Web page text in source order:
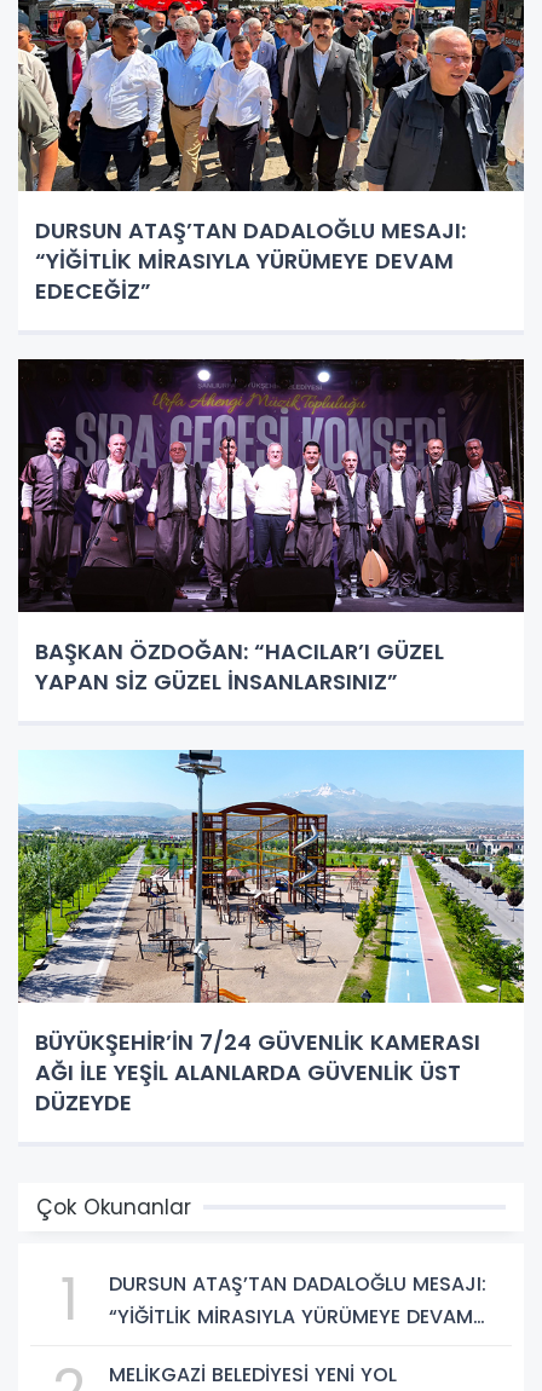
DURSUN ATAŞ’TAN DADALOĞLU MESAJI:
“YİĞİTLİK MİRASIYLA YÜRÜMEYE DEVAM
EDECEĞİZ”
BAŞKAN ÖZDOĞAN: “HACILAR’I GÜZEL
YAPAN SİZ GÜZEL İNSANLARSINIZ”
BÜYÜKŞEHİR’İN 7/24 GÜVENLİK KAMERASI
AĞI İLE YEŞİL ALANLARDA GÜVENLİK ÜST
DÜZEYDE
Çok Okunanlar
1
DURSUN ATAŞ’TAN DADALOĞLU MESAJI:
“YİĞİTLİK MİRASIYLA YÜRÜMEYE DEVAM
MELİKGAZİ BELEDİYESİ YENİ YOL